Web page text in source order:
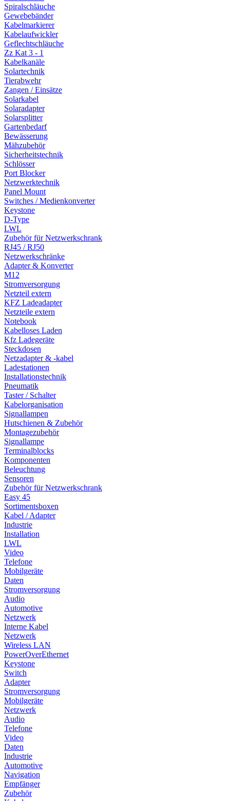
Spiralschläuche
Gewebebänder
Kabelmarkierer
Kabelaufwickler
Geflechtschläuche
Zz Kat 3 - 1
Kabelkanäle
Solartechnik
Tierabwehr
Zangen / Einsätze
Solarkabel
Solaradapter
Solarsplitter
Gartenbedarf
Bewässerung
Mähzubehör
Sicherheitstechnik
Schlösser
Port Blocker
Netzwerktechnik
Panel Mount
Switches / Medienkonverter
Keystone
D-Type
LWL
Zubehör für Netzwerkschrank
RJ45 / RJ50
Netzwerkschränke
Adapter & Konverter
M12
Stromversorgung
Netzteil extern
KFZ Ladeadapter
Netzteile extern
Notebook
Kabelloses Laden
Kfz Ladegeräte
Steckdosen
Netzadapter & -kabel
Ladestationen
Installationstechnik
Pneumatik
Taster / Schalter
Kabelorganisation
Signallampen
Hutschienen & Zubehör
Montagezubehör
Signallampe
Terminalblocks
Komponenten
Beleuchtung
Sensoren
Zubehör für Netzwerkschrank
Easy 45
Sortimentsboxen
Kabel / Adapter
Industrie
Installation
LWL
Video
Telefone
Mobilgeräte
Daten
Stromversorgung
Audio
Automotive
Netzwerk
Interne Kabel
Netzwerk
Wireless LAN
PowerOverEthernet
Keystone
Switch
Adapter
Stromversorgung
Mobilgeräte
Netzwerk
Audio
Telefone
Video
Daten
Industrie
Automotive
Navigation
Empfänger
Zubehör